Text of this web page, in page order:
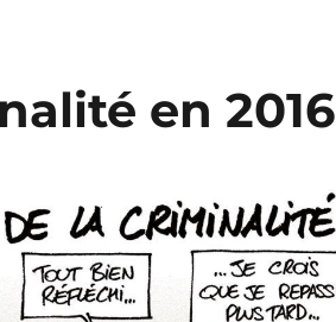
en 2016